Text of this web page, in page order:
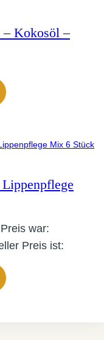
Kokosöl –
war:
Preis ist: